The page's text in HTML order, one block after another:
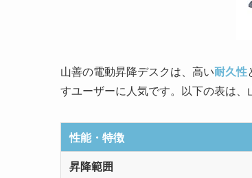
山善の電動昇降デスクは、高い耐久性
すユーザーに人気です。以下の表は
性能・特徴
昇降範囲